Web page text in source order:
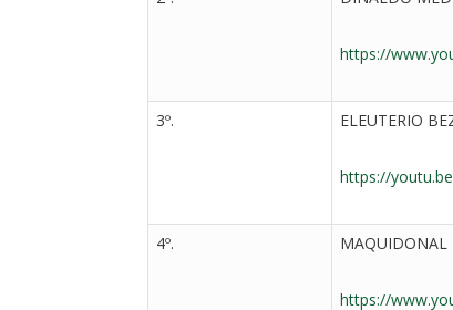
https://
3º. ELEUTERIO
https://
4º. MAQUIDONAL
https://